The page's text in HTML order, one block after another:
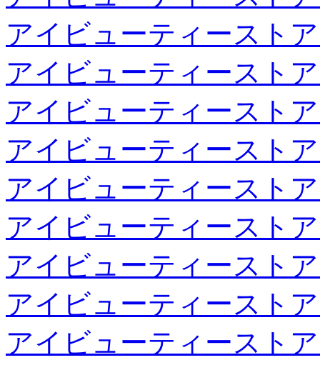
アイビューティースト
アイビューティースト
アイビューティースト
アイビューティースト
アイビューティースト
アイビューティースト
アイビューティースト
アイビューティースト
アイビューティースト